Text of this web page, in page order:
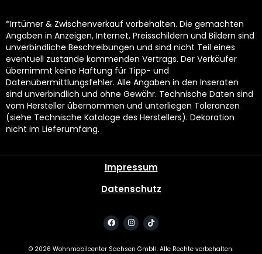
*Irrtümer & Zwischenverkauf vorbehalten. Die gemachten
Angaben in Anzeigen, Internet, Preisschildern und Bildern sind
unverbindliche Beschreibungen und sind nicht Teil eines
eventuell zustande kommenden Vertrags. Der Verkäufer
übernimmt keine Haftung für Tipp- und
Datenübermittlungsfehler. Alle Angaben in den Inseraten
sind unverbindlich und ohne Gewähr. Technische Daten sind
vom Hersteller übernommen und unterliegen Toleranzen
(siehe Technische Kataloge des Herstellers). Dekoration
nicht im Lieferumfang.
Impressum
Datenschutz
© 2026 Wohnmobilcenter Sachsen GmbH. Alle Rechte vorbehalten.